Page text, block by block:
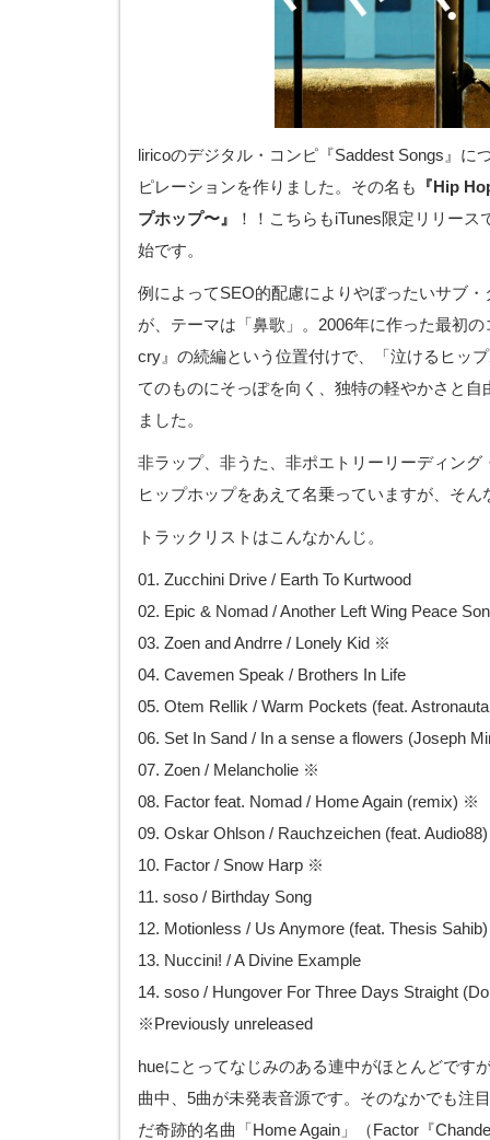
liricoのデジタル・コンピ『Saddest Songs』に
ピレーションを作りました。その名も
『Hip
プホップ〜』
！！こちらもiTunes限定リリー
始です。
例によってSEO的配慮によりやぼったいサブ
が、テーマは「鼻歌」。2006年に作った最初の
cry』の続編という位置付けで、「泣けるヒッ
てのものにそっぽを向く、独特の軽やかさと自
ました。
非ラップ、非うた、非ポエトリーリーディング
ヒップホップをあえて名乗っていますが、そ
トラックリストはこんなかんじ。
01. Zucchini Drive / Earth To Kurtwood
02. Epic & Nomad / Another Left Wing Peace
03. Zoen and Andrre / Lonely Kid ※
04. Cavemen Speak / Brothers In Life
05. Otem Rellik / Warm Pockets (feat.
06. Set In Sand / In a sense a flowers (Joseph
07. Zoen / Melancholie ※
08. Factor feat. Nomad / Home Again (remix) ※
09. Oskar Ohlson / Rauchzeichen (feat. Audio88)
10. Factor / Snow Harp ※
11. soso / Birthday Song
12. Motionless / Us Anymore (feat. Thesis Sahib)
13. Nuccini! / A Divine Example
14. soso / Hungover For Three Days Straight
※Previously unreleased
hueにとってなじみのある連中がほとんどです
曲中、5曲が未発表音源です。そのなかでも注
だ奇跡的名曲「Home Again」（Factor『